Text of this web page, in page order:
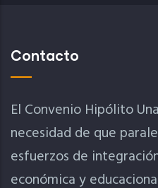
Contacto
El Convenio Hipólito
necesidad de que
esfuerzos de
económica y